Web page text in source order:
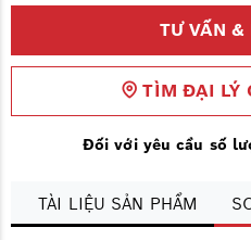
TƯ VẤN
TÌM ĐẠI LÝ
Đối với yêu cầu số
TÀI LIỆU SẢN PHẨM